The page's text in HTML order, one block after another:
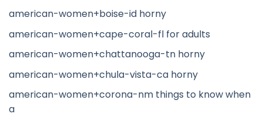
american-women+boise-id horny
american-women+cape-coral-fl for adults
american-women+chattanooga-tn horny
american-women+chula-vista-ca horny
american-women+corona-nm things to know when
a